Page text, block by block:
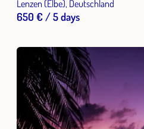
Lenzen (Elbe), Deutschland
650 € / 5 days